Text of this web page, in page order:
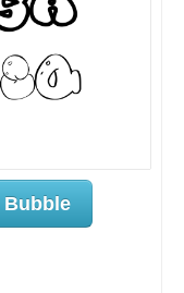
Bubble